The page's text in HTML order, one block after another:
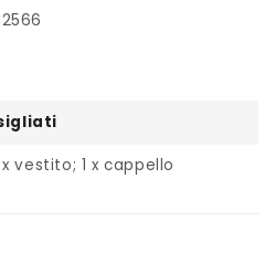
x vestito; 1 x cappello